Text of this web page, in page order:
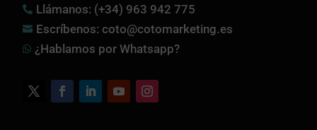
 Llámanos: (+34) 963 942 775
 Escríbenos: coto@cotomarketing.es
 ¿Hablamos por Whatsapp?